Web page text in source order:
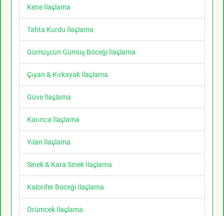
Kene İlaçlama
Tahta Kurdu İlaçlama
Gümüşcün Gümüş Böceği İlaçlama
Çıyan & Kırkayak İlaçlama
Güve İlaçlama
Karınca İlaçlama
Yılan İlaçlama
Sinek & Kara Sinek İlaçlama
Kalorifer Böceği İlaçlama
Örümcek İlaçlama